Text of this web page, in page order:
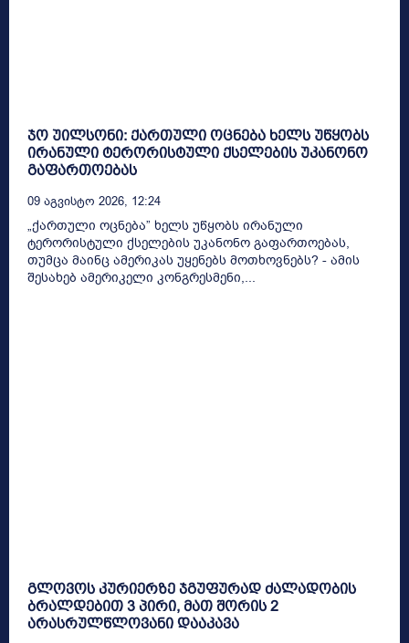
ჯო უილსონი: ქართული ოცნება ხელს უწყობს
ირანული ტერორისტული ქსელების უკანონო
გაფართოებას
09 Აგვისტო 2026, 12:24
„ქართული ოცნება” ხელს უწყობს ირანული
ტერორისტული ქსელების უკანონო გაფართოებას,
თუმცა მაინც ამერიკას უყენებს მოთხოვნებს? - ამის
შესახებ ამერიკელი კონგრესმენი,...
გლოვოს კურიერზე ჯგუფურად ძალადობის
ბრალდებით 3 პირი, მათ შორის 2
არასრულწლოვანი დააკავა